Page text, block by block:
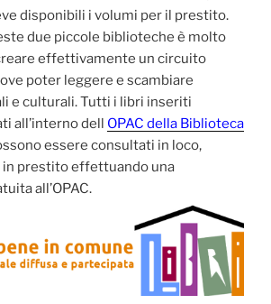
disponibili i volumi per il prestito.
due piccole biblioteche è molto
effettivamente un circuito
poter leggere e scambiare
e culturali. Tutti i libri inseriti
all’interno dell OPAC della Biblioteca
essere consultati in loco,
prestito effettuando una
all’OPAC.